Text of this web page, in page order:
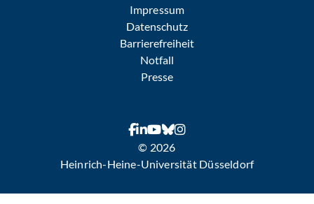
Impressum
Datenschutz
Barrierefreiheit
Notfall
Presse
© 2026
Heinrich-Heine-Universität Düsseldorf